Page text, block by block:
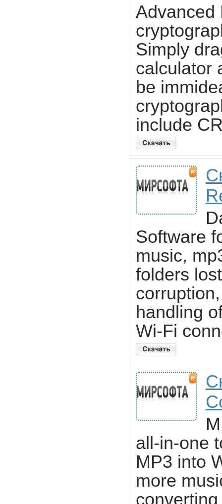
Advanced
Simply
calculator
be
include
Software
music,
folders
handling
Wi-Fi
all-in-one
MP3 into
more